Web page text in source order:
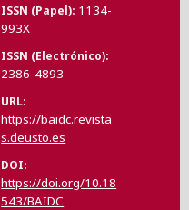
ISSN (Papel) 1134-
993X
ISSN (Electrónico)
2386-4893
URL
https://baidc.revista
s.deusto.es
DOI
https://doi.org/10.18
543/BAIDC